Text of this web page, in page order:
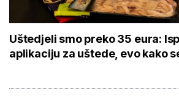
Uštedjeli smo preko 35 eura:
aplikaciju za uštede, evo kako